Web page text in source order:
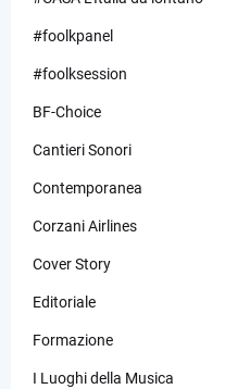
#foolkpanel
#foolksession
BF-Choice
Cantieri Sonori
Contemporanea
Corzani Airlines
Cover Story
Editoriale
Formazione
I Luoghi della Musica